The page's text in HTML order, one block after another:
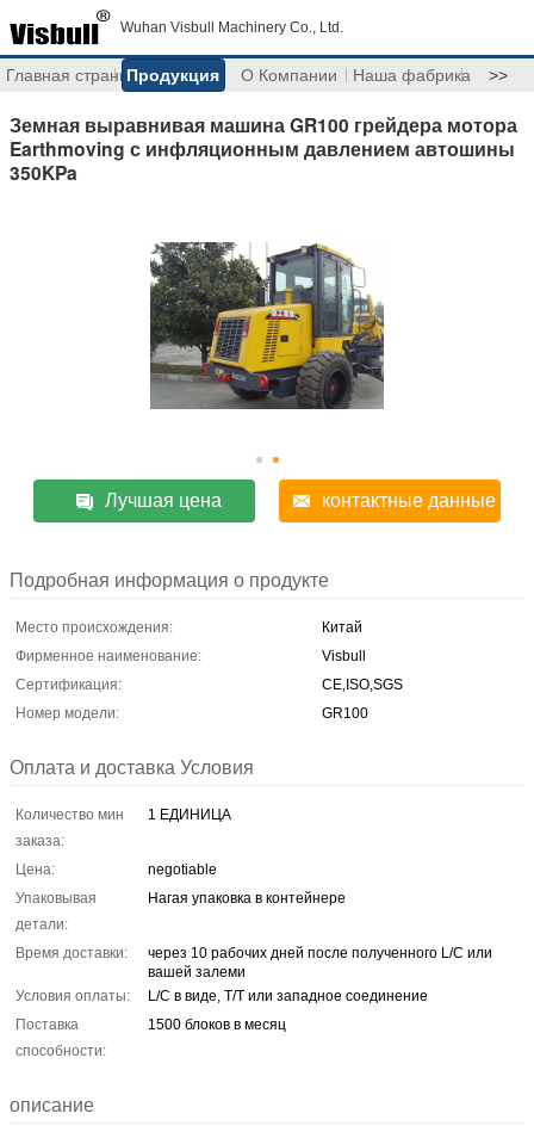
Wuhan Visbull Machinery Co., Ltd.
Главная страницаПродукция О Компании Наша фабрика >>
Земная выравнивая машина GR100 грейдера мотора
Earthmoving с инфляционным давлением автошины
350KPa
Лучшая цена контактные данные
Подробная информация о продукте
Место происхождения:
Китай
Фирменное наименование:
Visbull
Сертификация:
CE,ISO,SGS
Номер модели:
GR100
Оплата и доставка Условия
Количество мин
заказа:
1 ЕДИНИЦА
Цена:
negotiable
Упаковывая
детали:
Нагая упаковка в контейнере
Время доставки:
через 10 рабочих дней после полученного L/C или
вашей залеми
Условия оплаты:
L/C в виде, T/T или западное соединение
Поставка
способности:
1500 блоков в месяц
описание